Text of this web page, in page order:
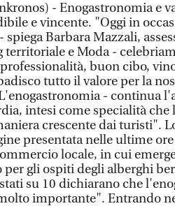
- Enogastronomia e
e vincente. "Oggi in
Barbara Mazzali,
territoriale e Moda -
buon cibo,
tutto il valore per la
- continua
intesi come specialità che
crescente dai turisti".
presentata nelle ultime ore
locale, in cui
per gli ospiti degli alberghi
su 10 dichiarano che
importante". Entrando